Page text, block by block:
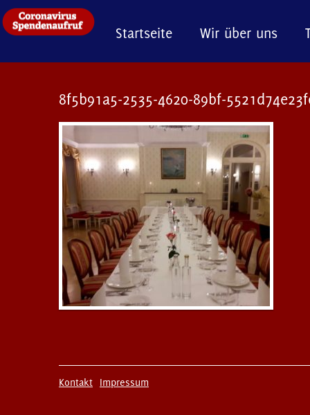
Startseite Wir über uns
8f5b91a5-2535-4620-89bf-
Kontakt Impressum